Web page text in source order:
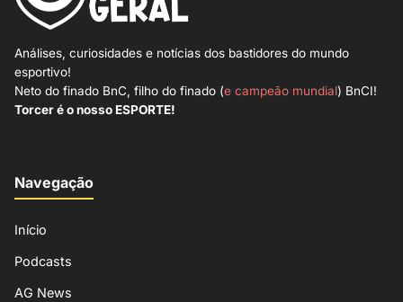
Análises, curiosidades e notícias dos bastidores do mundo
esportivo!
Neto do finado BnC, filho do finado (e campeão mundial) BnCI!
Torcer é o nosso ESPORTE!
Navegação
Início
Podcasts
AG News